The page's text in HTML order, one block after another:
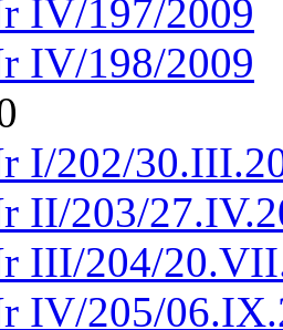
IV/197/2009
IV/198/2009
I/202/
II/203/
III/204/
IV/205/